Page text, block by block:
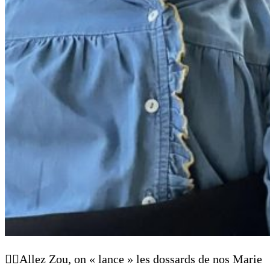
🙋‍♀️Allez Zou, on « lance » les dossards de nos Marie